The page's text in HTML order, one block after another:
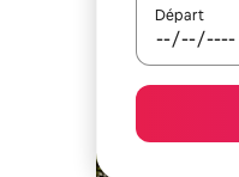
Départ